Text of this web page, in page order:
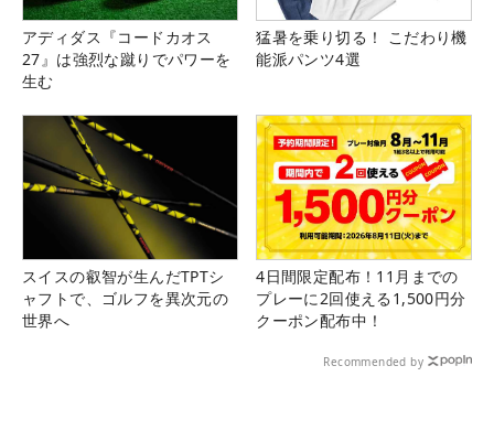
アディダス『コードカオス
27』は強烈な蹴りでパワーを
生む
猛暑を乗り切る！ こだわり機
能派パンツ4選
スイスの叡智が生んだTPTシ
ャフトで、ゴルフを異次元の
世界へ
4日間限定配布！11月までの
プレーに2回使える1,500円分
クーポン配布中！
Recommended by